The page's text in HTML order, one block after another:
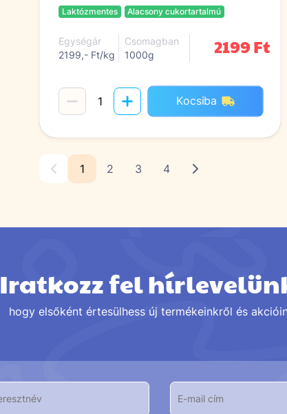
Laktózmentes Alacsony cukortartalmú
Egységár
2199,- Ft/kg
Csomagban
1000g
2199 Ft
Kocsiba
1 2 3 4
Iratkozz fel
hogy elsőként értesülhess új termékeinkről és